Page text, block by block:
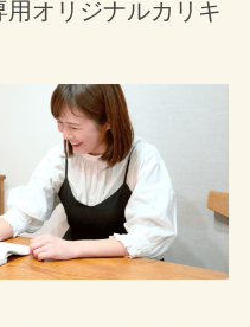
オリジナルカリキ